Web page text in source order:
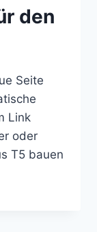
den
Seite
Link
oder
T5 bauen